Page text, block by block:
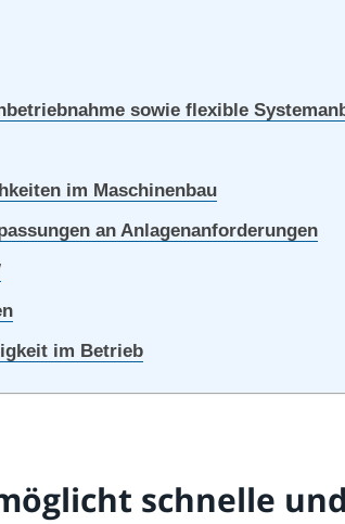
sowie flexible
im Maschinenbau
an Anlagenanforderungen
im Betrieb
schnelle